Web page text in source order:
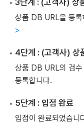
상품 DB URL을 등록
>
4단계 : (고객사) 상
상품 DB URL의 검수
등록합니다.
5단계 : 입점 완료
입점이 완료되었습니